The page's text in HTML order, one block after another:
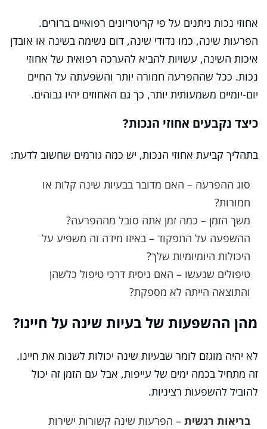
אחוזי נכות ניתנים על פי קריטריונים רפואיים ברורים.
הפרעות שינה, כמו נדודי שינה, דום נשימה בשינה או אובדן
איכות השינה, עשויות להביא להערכה רפואית של אחוזי
נכות. ככל שההפרעה חמורה יותר והשפעתה על החיים
יום-יומיים משמעותית יותר, כך גם האחוזים יהיו גבוהים.
כיצד נקבעים אחוזי הנכות?
בתהליך קביעת אחוזי הנכות, יש כמה גורמים שחשוב לדעת:
סוג ההפרעה – האם מדובר בבעיות שינה קלות או
חמורות?
משך הזמן – כמה זמן אתה סובל מההפרעה?
ההשפעה על התפקוד – באיזו מידה זה משפיע על
היכולות היומיומיות שלך?
טיפולים שנעשו – האם ניסית דרכי טיפול כלשהן
והתוצאה הייתה לא מספקת?
מהן ההשפעות של בעיות שינה על חיינו?
לא יהיה מוגזם לומר שבעיות שינה יכולות לשנות את חיינו.
זה מתחיל בכמה ימים של עייפות, אבל עם הזמן זה יכול
להוביל להשפעות רציניות.
בריאות רגשית – הפרעות שינה קשורות ישירות